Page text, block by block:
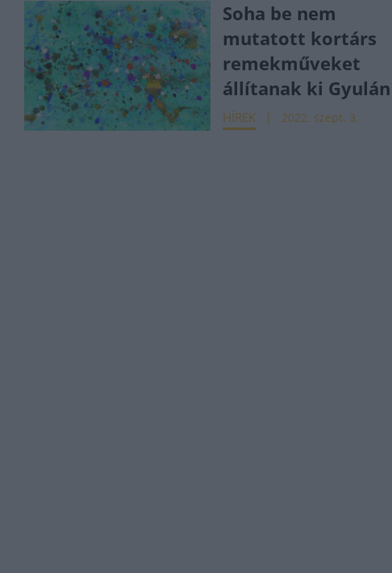
Soha be nem
mutatott kortárs
remekműveket
állítanak ki Gyulán
HÍREK 2022. szept. 3.